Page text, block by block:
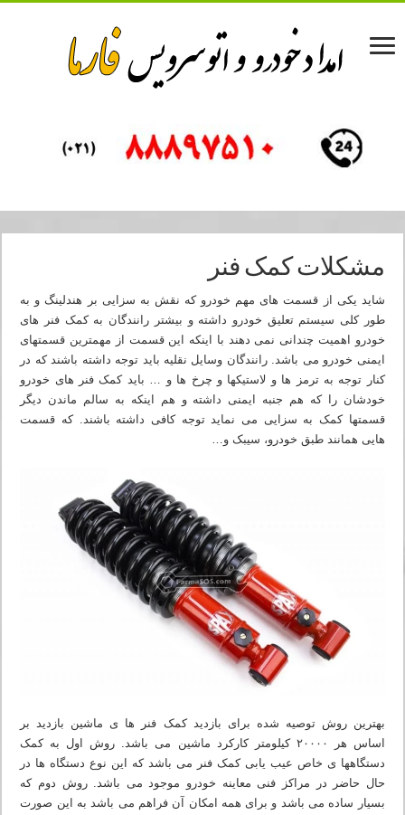
مشکلات کمک فنر
شاید یکی از قسمت های مهم خودرو که نقش به سزایی بر هندلینگ و به
طور کلی سیستم تعلیق خودرو داشته و بیشتر رانندگان به کمک فنر های
خودرو اهمیت چندانی نمی دهند با اینکه این قسمت از مهمترین قسمتهای
ایمنی خودرو می باشد. رانندگان وسایل نقلیه باید توجه داشته باشند که در
کنار توجه به ترمز ها و لاستیکها و چرخ ها و … باید کمک فنر های خودرو
خودشان را که هم جنبه ایمنی داشته و هم اینکه به سالم ماندن دیگر
قسمتها کمک به سزایی می نماید توجه کافی داشته باشند. که قسمت
هایی همانند طبق خودرو، سیبک و…
بهترین روش توصیه شده برای بازدید کمک فنر ها ی ماشین بازدید بر
اساس هر ۲۰۰۰۰ کیلومتر کارکرد ماشین می باشد. روش اول به کمک
دستگاهها ی خاص عیب یابی کمک فنر می باشد که این نوع دستگاه ها در
حال حاضر در مراکز فنی معاینه خودرو موجود می باشد. روش دوم که
بسیار ساده می باشد و برای همه امکان آن فراهم می باشد به این صورت